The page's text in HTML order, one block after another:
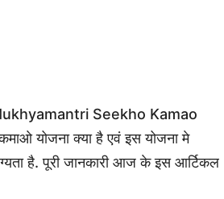
Mukhyamantri Seekho Kamao
योजना क्या है एवं इस योजना मे
है. पूरी जानकारी आज के इस आर्टिकल